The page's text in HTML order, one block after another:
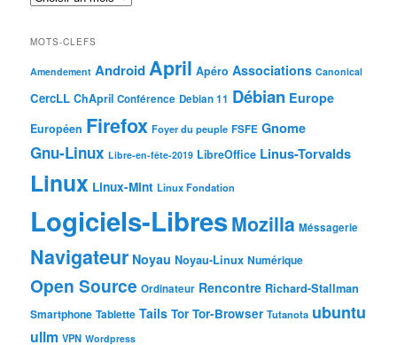
MOTS-CLEFS
Amendement AndroidApril Apéro Associations Canonical
CercLL ChApril Conférence Debian 11 Débian Europe
Européen Firefox Foyer du peuple FSFE Gnome
Gnu-Linux Libre-en-fête-2019 LibreOffice Linus-Torvalds
Linux Linux-Mint Linux Fondation
Logiciels-LibresMozilla Méssagerie
Navigateur Noyau Noyau-Linux Numérique
Open Source Ordinateur Rencontre Richard-Stallman
Smartphone Tablette Tails Tor Tor-Browser Tutanota ubuntu
ullm VPN Wordpress